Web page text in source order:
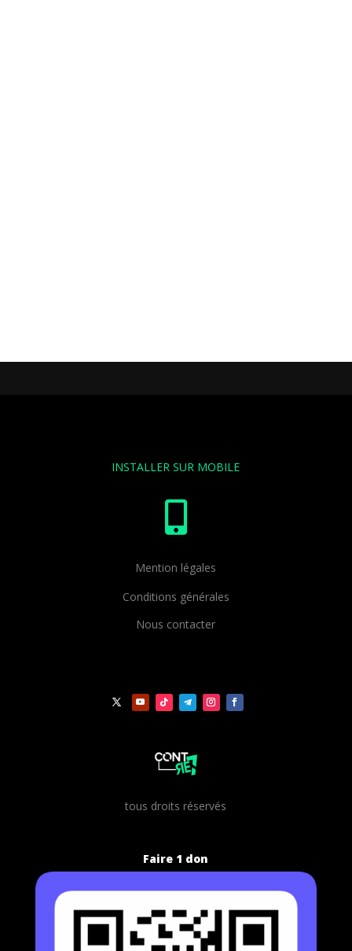
INSTALLER SUR MOBILE

Mention légales
Conditions générales
Nous contacter
tous droits réservés
Faire 1 don